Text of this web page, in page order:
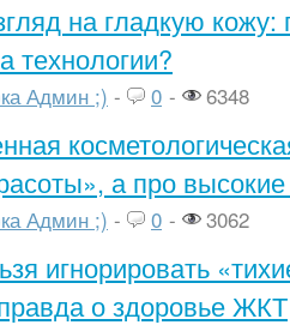
на гладкую кожу:
технологии?
Админ ;) - 0 - 6348
а про высокие
Админ ;) - 0 - 3062
игнорировать
о здоровье ЖКТ